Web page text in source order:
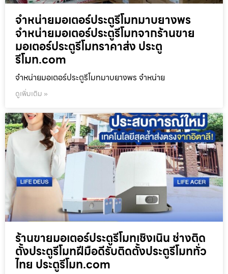
จำหน่ายมอเตอร์ประตูรีโมทมาบยางพร
จำหน่ายมอเตอร์ประตูรีโมทจากร้านขาย
มอเตอร์ประตูรีโมทราคาส่ง ประตู
รีโมท.com
จำหน่ายมอเตอร์ประตูรีโมทมาบยางพร จำหน่าย
ดูเพิ่มเติม »
ร้านขายมอเตอร์ประตูรีโมทเชิงเนิน ช่างติด
ตั้งประตูรีโมทฝีมือดีรับติดตั้งประตูรีโมททั่ว
ไทย ประตูรีโมท.com